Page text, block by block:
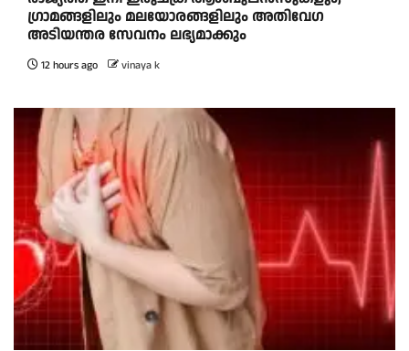
ഗ്രാമങ്ങളിലും മലയോരങ്ങളിലും അതിവേഗ
അടിയന്തര സേവനം ലഭ്യമാക്കും
12 hours ago vinaya k